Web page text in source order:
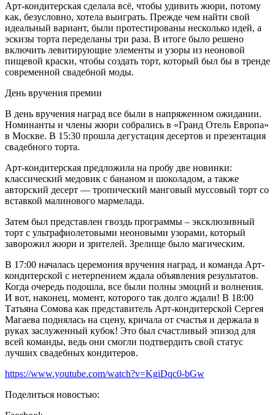
Арт-кондитерская сделала всё, чтобы удивить жюри, потому
как, безусловно, хотела выиграть. Прежде чем найти свой
идеальный вариант, были протестированы несколько идей, а
эскизы торта переделаны три раза. В итоге было решено
включить левитирующие элементы и узоры из неоновой
пищевой краски, чтобы создать торт, который был бы в тренде
современной свадебной моды.
День вручения премии
В день вручения наград все были в напряженном ожидании.
Номинанты и члены жюри собрались в «Гранд Отель Европа»
в Москве. В 15:30 прошла дегустация десертов и презентация
свадебного торта.
Арт-кондитерская предложила на пробу две новинки:
классический медовик с бананом и шоколадом, а также
авторский десерт — тропический манговый муссовый торт со
вставкой малинового мармелада.
Затем был представлен гвоздь программы – эксклюзивный
торт с ультрафиолетовыми неоновыми узорами, который
заворожил жюри и зрителей. Зрелище было магическим.
В 17:00 началась церемония вручения наград, и команда Арт-
кондитерской с нетерпением ждала объявления результатов.
Когда очередь подошла, все были полны эмоций и волнения.
И вот, наконец, момент, которого так долго ждали! В 18:00
Татьяна Сомова как представитель Арт-кондитерской Сергея
Магаева поднялась на сцену, кричала от счастья и держала в
руках заслуженный кубок! Это был счастливый эпизод для
всей команды, ведь они смогли подтвердить свой статус
лучших свадебных кондитеров.
https://www.youtube.com/watch?v=KgiDqc0-bGw
Поделиться новостью: